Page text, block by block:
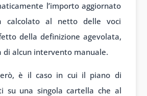
l’importo aggiornato
calcolato al netto delle voci
della definizione agevolata,
di alcun intervento manuale.
è il caso in cui il piano di
su una singola cartella che al